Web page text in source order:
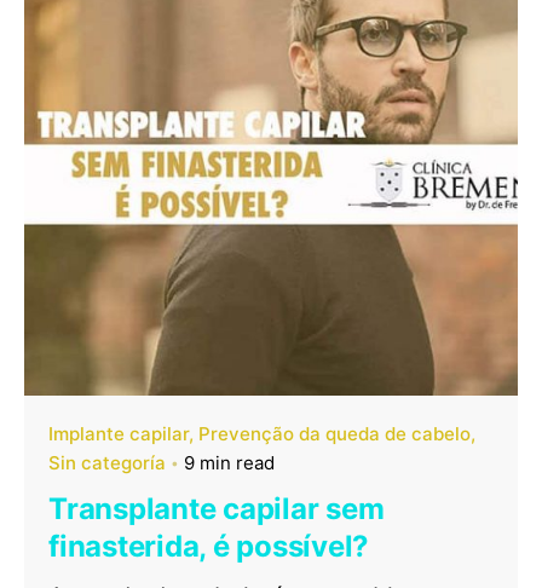
Implante capilar Prevenção da queda de cabelo
Sin categoría
9 min read
Transplante capilar sem
finasterida, é possível?